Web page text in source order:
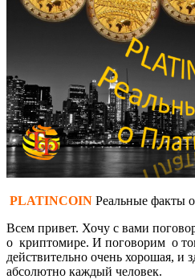
PLATINCOIN Реальные факты о
Всем привет. Хочу с вами
о криптомире. И поговорим о
действительно очень хорошая, и
абсолютно каждый человек.